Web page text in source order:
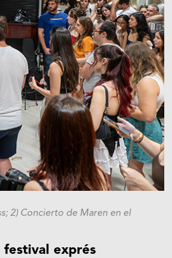
2) Concierto de Maren en el
festival exprés